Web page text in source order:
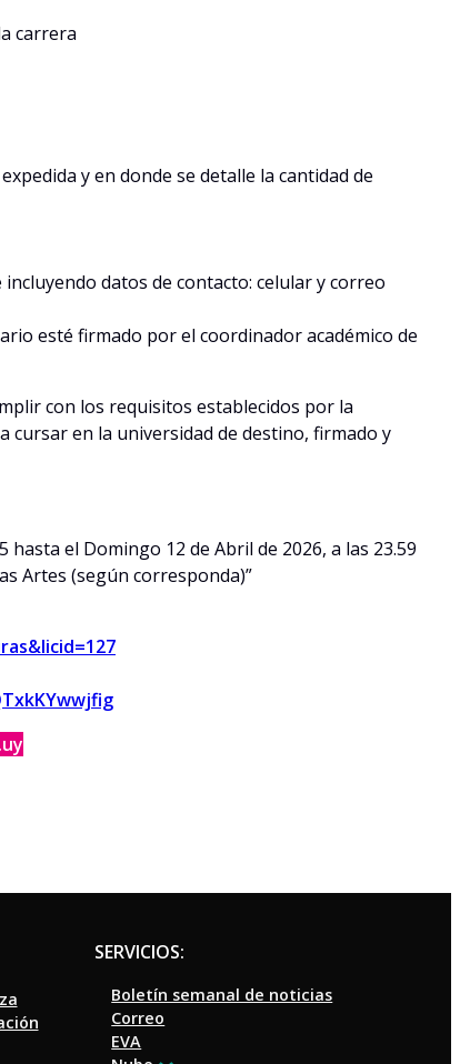
carrera
y en donde se detalle la cantidad de
datos de contacto: celular y correo
esté firmado por el coordinador académico de
con los requisitos establecidos por la
cursar en la universidad de destino, firmado y
hasta el Domingo 12 de Abril de 2026, a las 23.59
Artes (según corresponda)”
SERVICIOS:
Boletín semanal de noticias
Correo
EVA